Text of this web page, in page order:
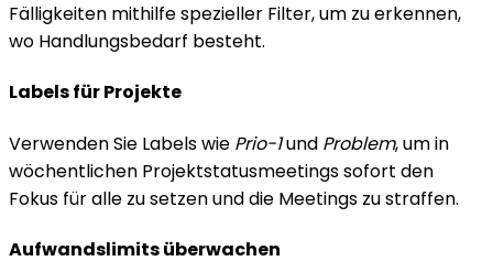
Fälligkeiten mithilfe spezieller Filter, um zu erkennen,
wo Handlungsbedarf besteht.
Labels für Projekte
Verwenden Sie Labels wie Prio-1und Problem, um in
wöchentlichen Projektstatusmeetings sofort den
Fokus für alle zu setzen und die Meetings zu straffen.
Aufwandslimits überwachen